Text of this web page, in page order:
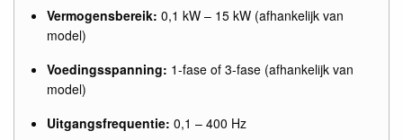
Vermogensbereik: 0,1 kW – 15 kW (afhankelijk van
model)
Voedingsspanning: 1-fase of 3-fase (afhankelijk van
model)
Uitgangsfrequentie: 0,1 – 400 Hz